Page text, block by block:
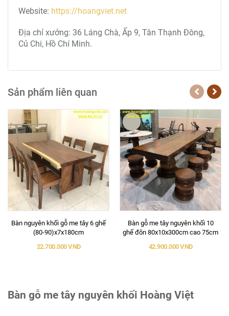
Website: https://hoangviet.net
Địa chỉ xưởng: 36 Láng Chà, Ấp 9, Tân Thạnh Đông,
Củ Chi, Hồ Chí Minh.
Sản phẩm liên quan
Bàn nguyên khối gỗ me tây 6 ghế
(80-90)x7x180cm
22.700.000 VND
Bàn gỗ me tây nguyên khối 10
ghế đôn 80x10x300cm cao 75cm
42.900.000 VND
Bàn gỗ me tây nguyên khối Hoàng Việt